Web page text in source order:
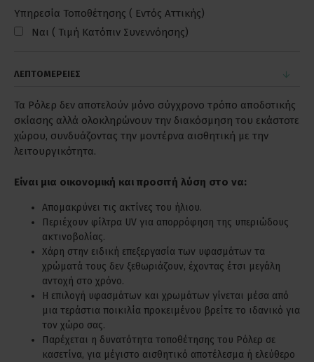
Υπηρεσία Τοποθέτησης ( Εντός Αττικής)
Ναι ( Τιμή Κατόπιν Συνεννόησης)
ΛΕΠΤΟΜΕΡΕΙΕΣ
Τα Ρόλερ δεν αποτελούν μόνο σύγχρονο τρόπο αποδοτικής
σκίασης αλλά ολοκληρώνουν την διακόσμηση του εκάστοτε
χώρου, συνδυάζοντας την μοντέρνα αισθητική με την
λειτουργικότητα.
Είναι μια οικονομική και προσιτή λύση στο να:
Απομακρύνει τις ακτίνες του ήλιου.
Περιέχουν φίλτρα UV για απορρόφηση της υπεριώδους
ακτινοβολίας.
Χάρη στην ειδική επεξεργασία των υφασμάτων τα
χρώματά τους δεν ξεθωριάζουν, έχοντας έτσι μεγάλη
αντοχή στο χρόνο.
Η επιλογή υφασμάτων και χρωμάτων γίνεται μέσα από
μια τεράστια ποικιλία προκειμένου βρείτε το ιδανικό για
τον χώρο σας.
Παρέχεται η δυνατότητα τοποθέτησης του Ρόλερ σε
κασετίνα, για μέγιστο αισθητικό αποτέλεσμα ή ελεύθερο